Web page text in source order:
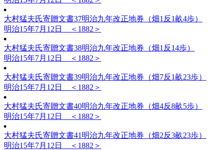
大村猛夫氏寄贈文書37明治九年改正地券（畑1反1畝4歩）
明治15年7月12日 ＜1882＞
大村猛夫氏寄贈文書38明治九年改正地券（畑1反14歩）
明治15年7月12日 ＜1882＞
大村猛夫氏寄贈文書39明治九年改正地券（畑7反1畝23歩）
明治15年7月12日 ＜1882＞
大村猛夫氏寄贈文書40明治九年改正地券（畑4反8畝5歩）
明治15年7月12日 ＜1882＞
大村猛夫氏寄贈文書41 明治九年改正地券（畑2反3畝23歩）
明治15年7月12日 ＜1882＞